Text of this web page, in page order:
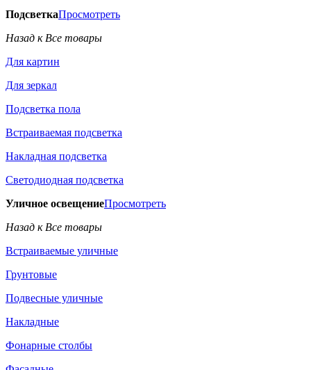
ПодсветкаПросмотреть
Назад к Все товары
Для картин
Для зеркал
Подсветка пола
Встраиваемая подсветка
Накладная подсветка
Светодиодная подсветка
Уличное освещениеПросмотреть
Назад к Все товары
Встраиваемые уличные
Грунтовые
Подвесные уличные
Накладные
Фонарные столбы